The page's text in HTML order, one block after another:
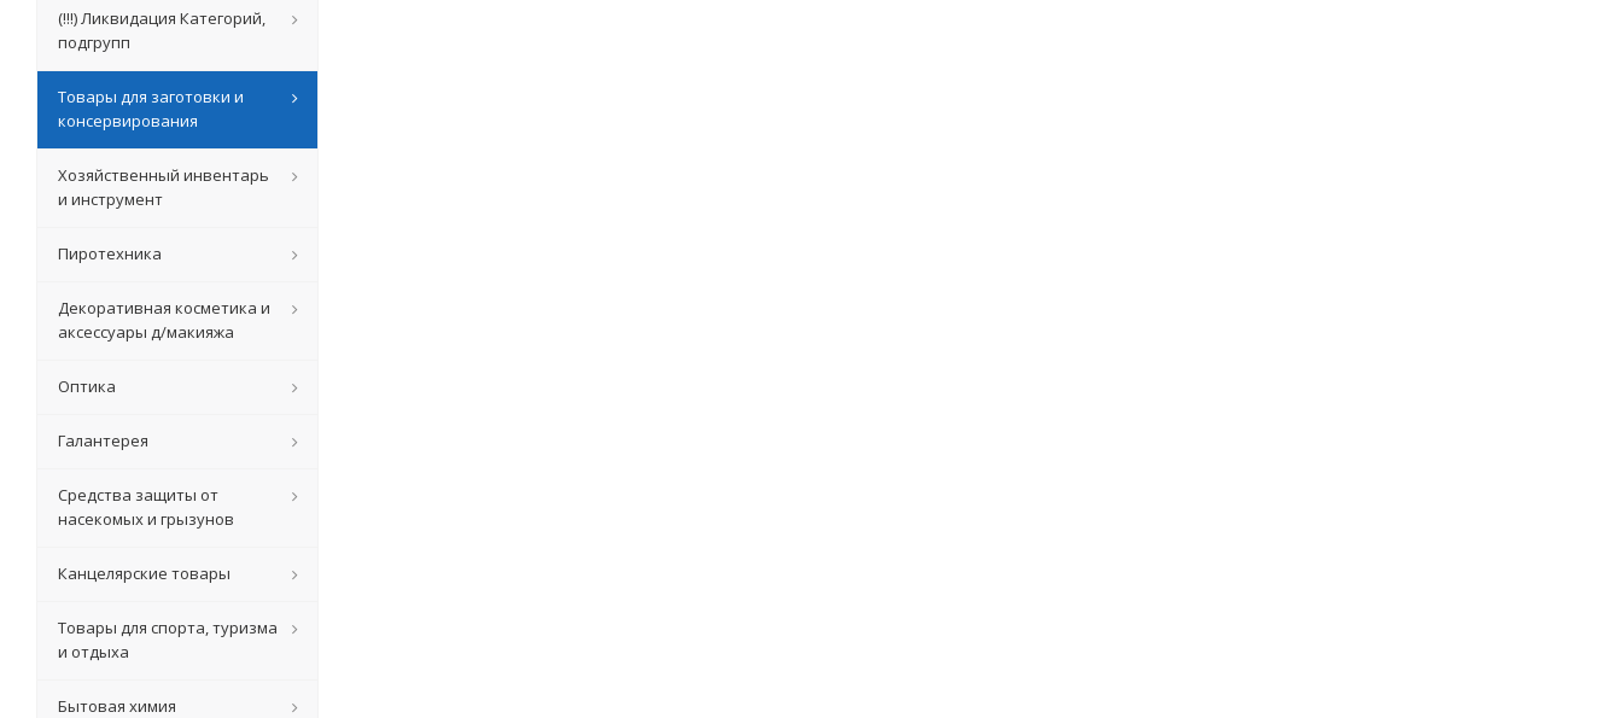
(!!!) Ликвидация Категорий,
подгрупп
Товары для заготовки и
консервирования
Хозяйственный инвентарь
и инструмент
Пиротехника
Декоративная косметика и
аксессуары д/макияжа
Оптика
Галантерея
Средства защиты от
насекомых и грызунов
Канцелярские товары
Товары для спорта, туризма
и отдыха
Бытовая химия